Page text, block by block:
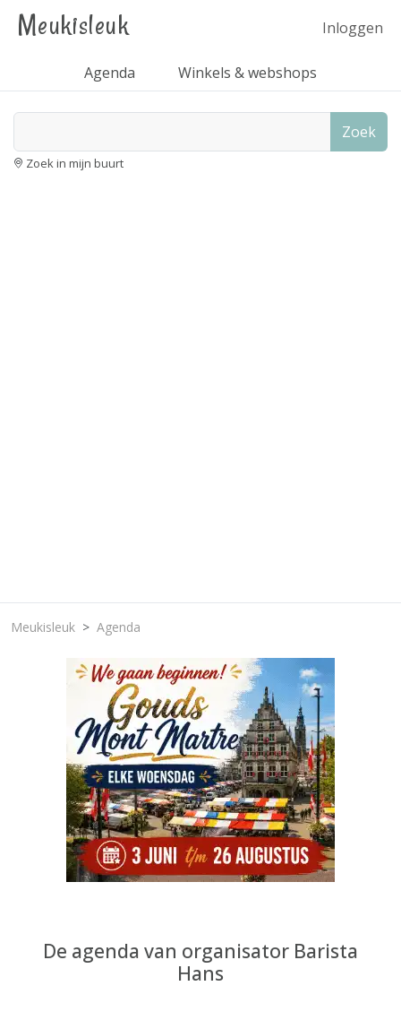
Meukisleuk Inloggen
Agenda Winkels & webshops
Zoek
Zoek in mijn buurt
Meukisleuk Agenda
De agenda van organisator Barista
Hans